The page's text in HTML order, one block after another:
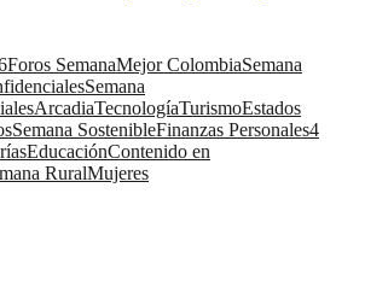
Foros SemanaMejor ColombiaSemana
Semana
ArcadiaTecnologíaTurismoEstados
Semana SostenibleFinanzas Personales4
EducaciónContenido en
RuralMujeres